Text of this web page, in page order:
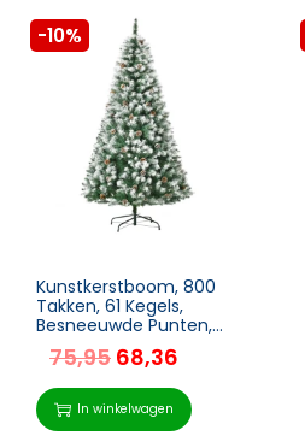
-10%
Kunstkerstboom, 800
Takken, 61 Kegels,
Besneeuwde Punten,
Vuurvast, 180 Cm
75,95 68,36
In winkelwagen